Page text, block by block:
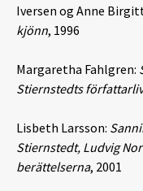
Iversen og Anne
kjönn, 1996
Margaretha Fahlgren:
Stiernstedts författarliv
Lisbeth Larsson:
Stiernstedt, Ludvig
berättelserna, 2001